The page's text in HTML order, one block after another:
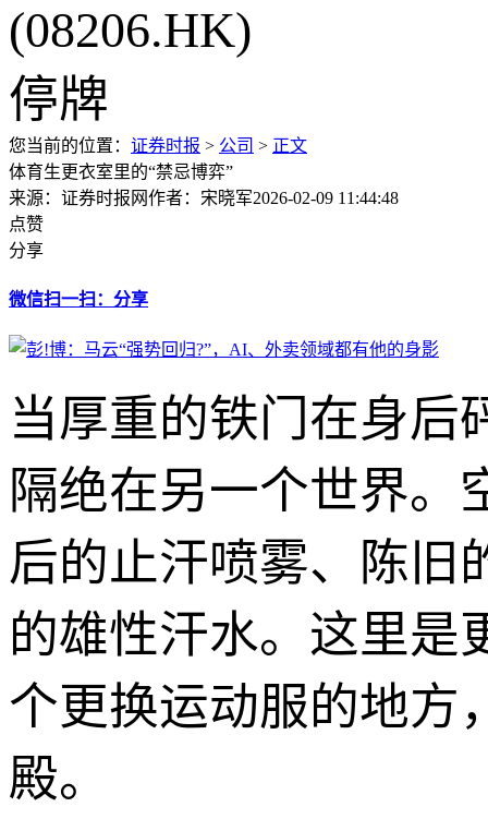
您当前的位置： 证券时报 > 公司 > 正文
体育生更衣室里的“禁忌博弈”
来源：证券时报网作者：宋晓军2026-02-09 11:44:48
点赞
分享
微信扫一扫：分享
当厚重的铁门在身后
隔绝在另一个世界。
后的止汗喷雾、陈旧
的雄性汗水。这里是
个更换运动服的地方
殿。